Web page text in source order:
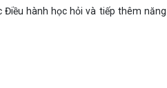
Điều hành học hỏi và tiếp thêm năng